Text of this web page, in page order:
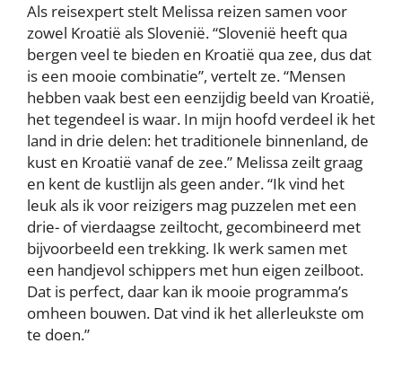
Als reisexpert stelt Melissa reizen samen voor
zowel Kroatië als Slovenië. “Slovenië heeft qua
bergen veel te bieden en Kroatië qua zee, dus dat
is een mooie combinatie”, vertelt ze. “Mensen
hebben vaak best een eenzijdig beeld van Kroatië,
het tegendeel is waar. In mijn hoofd verdeel ik het
land in drie delen: het traditionele binnenland, de
kust en Kroatië vanaf de zee.” Melissa zeilt graag
en kent de kustlijn als geen ander. “Ik vind het
leuk als ik voor reizigers mag puzzelen met een
drie- of vierdaagse zeiltocht, gecombineerd met
bijvoorbeeld een trekking. Ik werk samen met
een handjevol schippers met hun eigen zeilboot.
Dat is perfect, daar kan ik mooie programma’s
omheen bouwen. Dat vind ik het allerleukste om
te doen.”